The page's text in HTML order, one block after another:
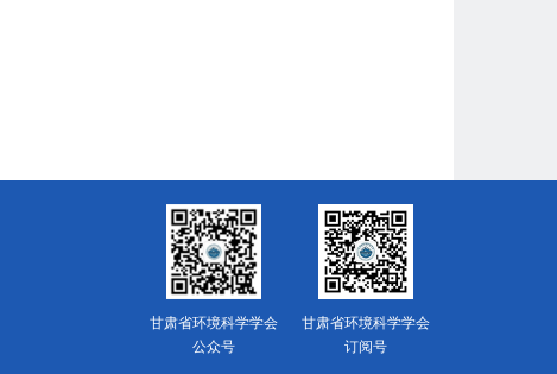
甘肃省环境科学学会
公众号
甘肃省环境科学学会
订阅号